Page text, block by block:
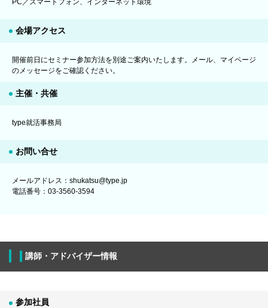
会場アクセス
開催前日にセミナー参加方法を別途ご案内いたします。メール、マイページ
のメッセージをご確認ください。
主催・共催
type就活事務局
お問い合せ
メールアドレス：shukatsu@type.jp
電話番号：03-3560-3594
講師・アドバイザー情報
参加社員